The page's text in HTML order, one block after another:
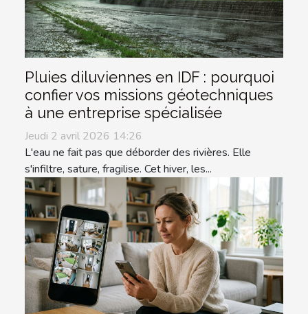
Pluies diluviennes en IDF : pourquoi
confier vos missions géotechniques
à une entreprise spécialisée
Jeudi 2 avril 2026 14:26
L'eau ne fait pas que déborder des rivières. Elle
s'infiltre, sature, fragilise. Cet hiver, les...